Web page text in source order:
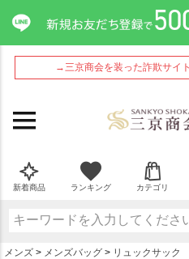
→三京商会を装った詐欺サイ
新着商品 ランキング カテゴリ
メンズ メンズバッグ リュックサック